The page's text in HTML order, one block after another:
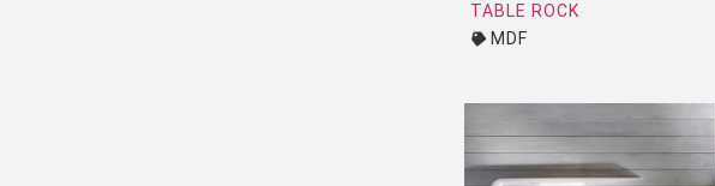
TABLE ROCK
MDF